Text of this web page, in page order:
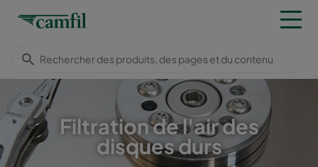
Filtration de l'air des
disques durs